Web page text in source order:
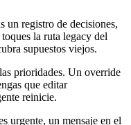
un registro de decisiones,
la ruta legacy del
supuestos viejos.
prioridades. Un override
que editar
reinicie.
urgente, un mensaje en el